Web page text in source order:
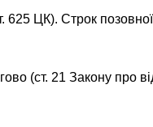
ЦК). Строк
(ст. 21 Закону про